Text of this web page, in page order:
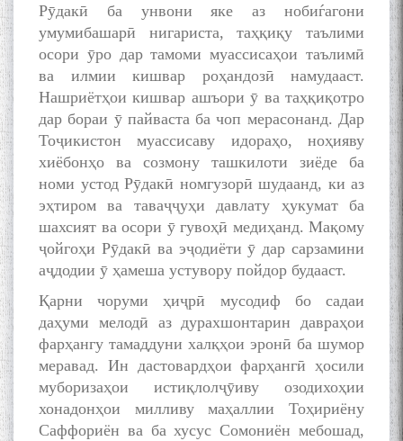
Рӯдакӣ ба унвони яке аз нобиѓагони
умумибашарӣ нигариста, таҳқиқу таълими
осори ӯро дар тамоми муассисаҳои таълимӣ
ва илмии кишвар роҳандозӣ намудааст.
Нашриётҳои кишвар ашъори ӯ ва таҳқиқотро
дар бораи ӯ пайваста ба чоп мерасонанд. Дар
Тоҷикистон муассисаву идораҳо, ноҳияву
хиёбонҳо ва созмону ташкилоти зиёде ба
номи устод Рӯдакӣ номгузорӣ шудаанд, ки аз
эҳтиром ва таваҷҷуҳи давлату ҳукумат ба
шахсият ва осори ӯ гувоҳӣ медиҳанд. Мақому
ҷойгоҳи Рӯдакӣ ва эҷодиёти ӯ дар сарзамини
аҷдодии ӯ ҳамеша устувору пойдор будааст.
Қарни чоруми ҳиҷрӣ мусодиф бо садаи
даҳуми мелодӣ аз дурахшонтарин давраҳои
фарҳангу тамаддуни халқҳои эронӣ ба шумор
меравад. Ин дастовардҳои фарҳангӣ ҳосили
муборизаҳои истиқлолҷӯиву озодихоҳии
хонадонҳои милливу маҳаллии Тоҳириёну
Саффориён ва ба хусус Сомониён мебошад,